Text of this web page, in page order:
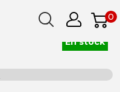
0
En stock